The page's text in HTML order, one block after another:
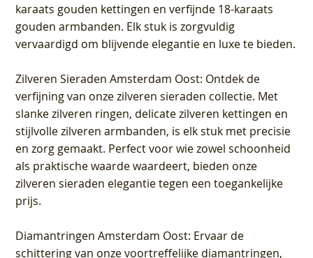
karaats gouden kettingen en verfijnde 18-karaats
gouden armbanden. Elk stuk is zorgvuldig
vervaardigd om blijvende elegantie en luxe te bieden.
Zilveren Sieraden Amsterdam Oost: Ontdek de
verfijning van onze zilveren sieraden collectie. Met
slanke zilveren ringen, delicate zilveren kettingen en
stijlvolle zilveren armbanden, is elk stuk met precisie
en zorg gemaakt. Perfect voor wie zowel schoonheid
als praktische waarde waardeert, bieden onze
zilveren sieraden elegantie tegen een toegankelijke
prijs.
Diamantringen Amsterdam Oost: Ervaar de
schittering van onze voortreffelijke diamantringen,